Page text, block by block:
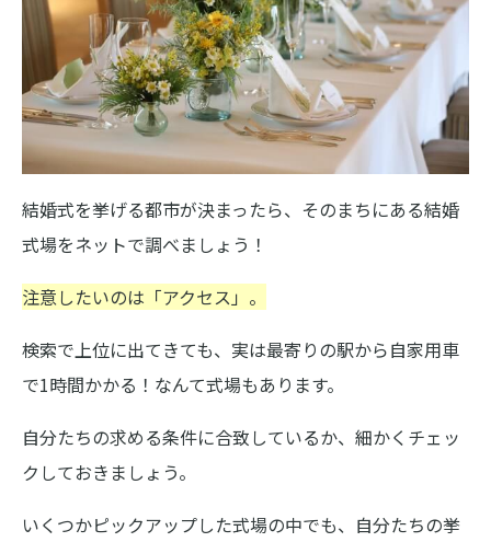
結婚式を挙げる都市が決まったら、そのまちにある結婚
式場をネットで調べましょう！
注意したいのは「アクセス」。
検索で上位に出てきても、実は最寄りの駅から自家用車
で1時間かかる！なんて式場もあります。
自分たちの求める条件に合致しているか、細かくチェッ
クしておきましょう。
いくつかピックアップした式場の中でも、自分たちの挙